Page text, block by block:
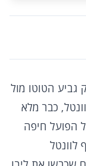
הטוטו מול
"ספורט ב-2", אלי לוונטל, כבר מלא
הפועל חיפה